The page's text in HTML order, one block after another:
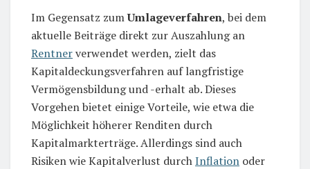
Im Gegensatz zumUmlageverfahren, bei dem
aktuelle Beiträge direkt zur Auszahlung an
Rentnerverwendet werden, zielt das
Kapitaldeckungsverfahren auf langfristige
Vermögensbildung und -erhalt ab. Dieses
Vorgehen bietet einige Vorteile, wie etwa die
Möglichkeit höherer Renditen durch
Kapitalmarkterträge. Allerdings sind auch
Risiken wie Kapitalverlust durchInflation oder